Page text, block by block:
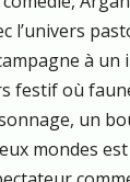
l’univers
à un
festif où
un
mondes